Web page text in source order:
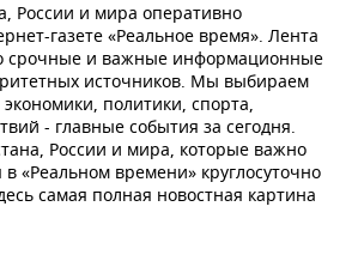
России и мира оперативно
газете «Реальное время». Лента
срочные и важные информационные
источников. Мы выбираем
политики, спорта,
- главные события за сегодня.
России и мира, которые важно
в «Реальном времени» круглосуточно
самая полная новостная картина